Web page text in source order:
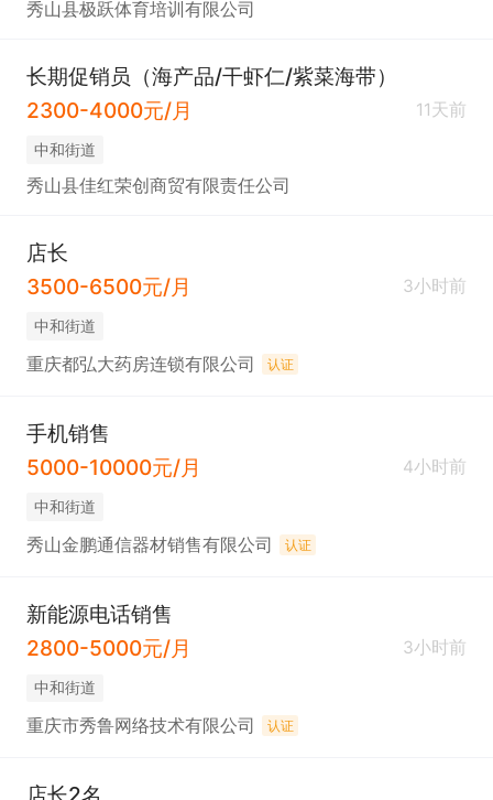
秀山县极跃体育培训有限公司
长期促销员（海产品/干虾仁/紫菜海带）
2300-4000元/月
11天前
中和街道
秀山县佳红荣创商贸有限责任公司
店长
3500-6500元/月
3小时前
中和街道
重庆都弘大药房连锁有限公司 认证
手机销售
5000-10000元/月
4小时前
中和街道
秀山金鹏通信器材销售有限公司 认证
新能源电话销售
2800-5000元/月
3小时前
中和街道
重庆市秀鲁网络技术有限公司 认证